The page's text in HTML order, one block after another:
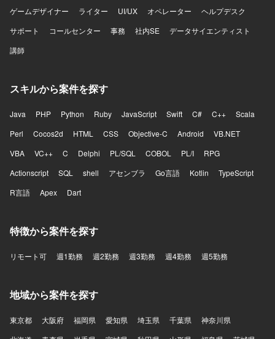
ゲームデザイナー
ライター UI/UX オペレーター
ヘルプデスク
サポート
コールセンター 事務 社内SE
データサイエンティスト
講師
スキルから案件を探す
Java PHP Python Ruby JavaScript Swift C# C++
Scala
Perl
Cocos2d HTML CSS Objective-C Android
VB.NET
VBA
VC++ C Delphi PL/SQL COBOL PL/I
RPG
Actionscript
SQL shell アセンブラ Go言語 Kotlin
TypeScript
R言語
Apex Dart
特徴から案件を探す
リモート可 週1勤務 週2勤務 週3勤務 週4勤務 週5勤務
地域から案件を探す
東京都 大阪府 福岡県 愛知県 埼玉県 千葉県
神奈川県